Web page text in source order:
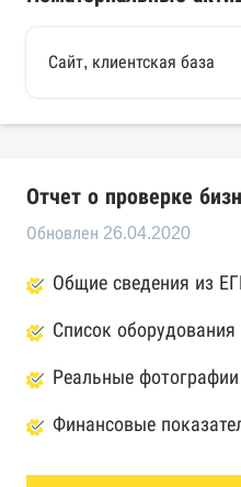
Сайт, клиентская база
Отчет о проверке
Обновлен 26.04.2020
Общие сведения из
Список оборудования
Реальные фотографии
Финансовые